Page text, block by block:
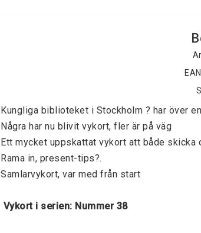
Kungliga biblioteket i Stockholm ? har över
Några har nu blivit vykort, fler är på väg
Ett mycket uppskattat vykort att både skicka
Rama in, present-tips?.
Samlarvykort, var med från start
Vykort i serien: Nummer 38